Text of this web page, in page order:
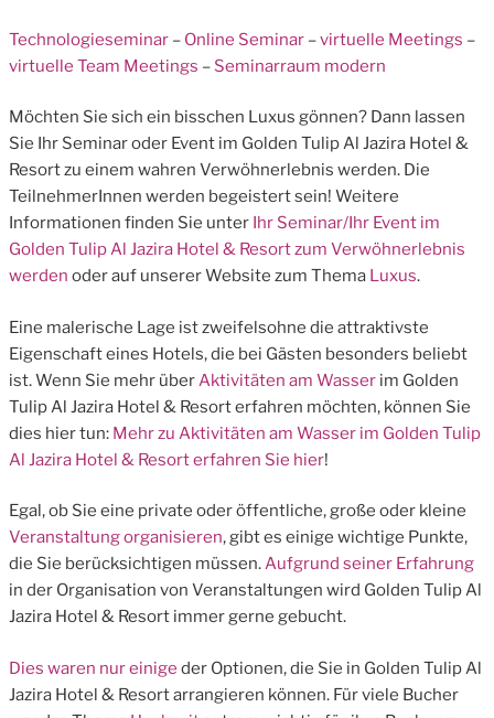
Technologieseminar – Online Seminar –virtuelle Meetings –
virtuelle Team Meetings – Seminarraum modern
Möchten Sie sich ein bisschen Luxus gönnen? Dann lassen
Sie Ihr Seminar oder Event im Golden Tulip Al Jazira Hotel &
Resort zu einem wahren Verwöhnerlebnis werden. Die
TeilnehmerInnen werden begeistert sein! Weitere
Informationen finden Sie unter Ihr Seminar/Ihr Event im
Golden Tulip Al Jazira Hotel & Resort zum Verwöhnerlebnis
werden oder auf unserer Website zum Thema Luxus.
Eine malerische Lage ist zweifelsohne die attraktivste
Eigenschaft eines Hotels, die bei Gästen besonders beliebt
ist. Wenn Sie mehr überAktivitäten am Wasser im Golden
Tulip Al Jazira Hotel & Resort erfahren möchten, können Sie
dies hier tun: Mehr zu Aktivitäten am Wasser im Golden Tulip
Al Jazira Hotel & Resort erfahren Sie hier!
Egal, ob Sie eine private oder öffentliche, große oder kleine
Veranstaltung organisieren, gibt es einige wichtige Punkte,
die Sie berücksichtigen müssen.Aufgrund seiner Erfahrung
in der Organisation von Veranstaltungen wird Golden Tulip Al
Jazira Hotel & Resort immer gerne gebucht.
Dies waren nur einige der Optionen, die Sie in Golden Tulip Al
Jazira Hotel & Resort arrangieren können. Für viele Bucher